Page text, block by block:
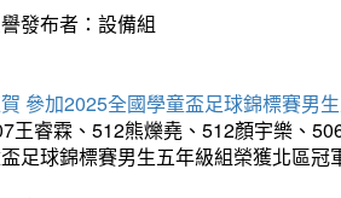
發布者：設備組
參加2025全國學童盃足球錦標賽男
王睿霖、512熊爍堯、512顏宇樂、
足球錦標賽男生五年級組榮獲北區冠